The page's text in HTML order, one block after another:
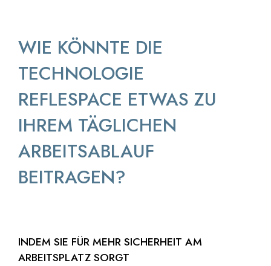
WIE KÖNNTE DIE
TECHNOLOGIE
REFLESPACE ETWAS ZU
IHREM TÄGLICHEN
ARBEITSABLAUF
BEITRAGEN?
INDEM SIE FÜR MEHR SICHERHEIT AM
ARBEITSPLATZ SORGT